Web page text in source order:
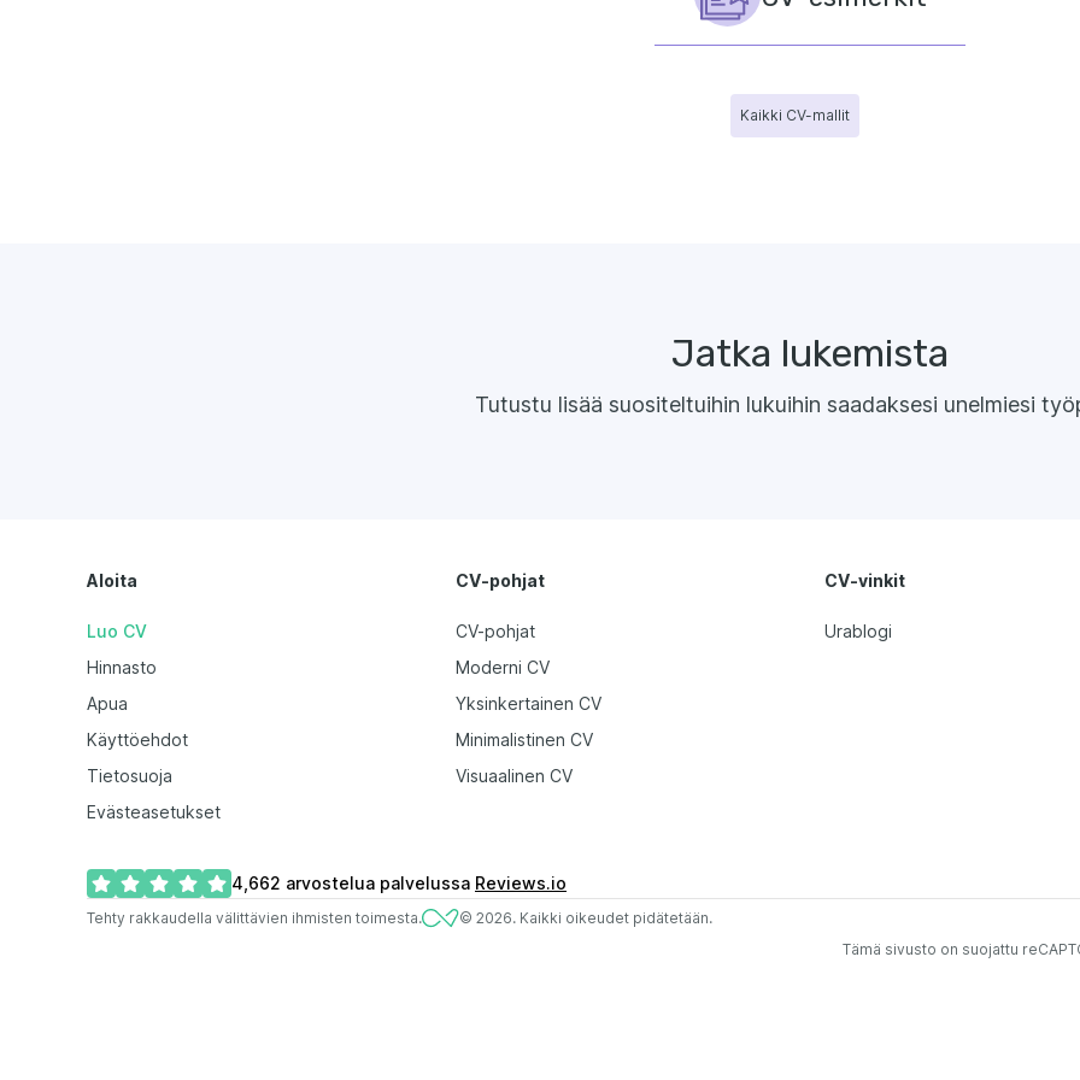
Kaikki CV-mallit
Jatka lukemista
Tutustu lisää suositeltuihin lukuihin saadaksesi unelmiesi
Aloita
Luo CV
Hinnasto
Apua
Käyttöehdot
Tietosuoja
Evästeasetukset
CV-pohjat
CV-pohjat
Moderni CV
Yksinkertainen CV
Minimalistinen CV
Visuaalinen CV
CV-vinkit
Urablogi
4,662 arvostelua palvelussa Reviews.io
Tehty rakkaudella välittävien ihmisten toimesta. © 2026. Kaikki oikeudet pidätetään.
Tämä sivusto on suojattu